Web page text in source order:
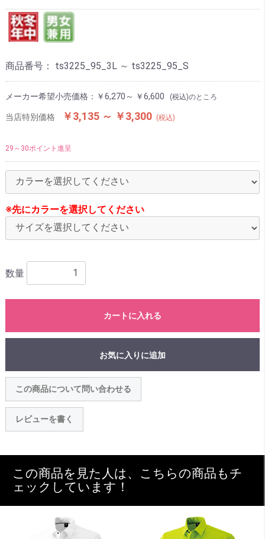
商品番号： ts3225_95_3L ～ ts3225_95_S
メーカー希望小売価格： ￥6,270～ ￥6,600 (税込)のところ
当店特別価格 ￥3,135 ～ ￥3,300 (税込)
29～30ポイント進呈
※先にカラーを選択してください
数量
カートに入れる
お気に入りに追加
この商品について問い合わせる
レビューを書く
この商品を見た人は、こちらの商品もチ
ェックしています！